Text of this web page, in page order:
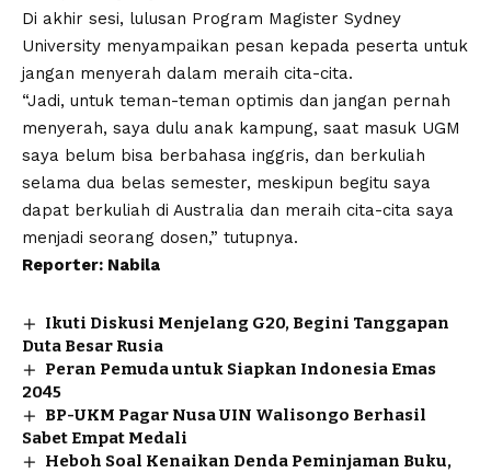
Di akhir sesi, lulusan Program Magister Sydney
University menyampaikan pesan kepada peserta untuk
jangan menyerah dalam meraih cita-cita.
“Jadi, untuk teman-teman optimis dan jangan pernah
menyerah, saya dulu anak kampung, saat masuk UGM
saya belum bisa berbahasa inggris, dan berkuliah
selama dua belas semester, meskipun begitu saya
dapat berkuliah di Australia dan meraih cita-cita saya
menjadi seorang dosen,” tutupnya.
Reporter: Nabila
Ikuti Diskusi Menjelang G20, Begini Tanggapan
Duta Besar Rusia
Peran Pemuda untuk Siapkan Indonesia Emas
2045
BP-UKM Pagar Nusa UIN Walisongo Berhasil
Sabet Empat Medali
Heboh Soal Kenaikan Denda Peminjaman Buku,